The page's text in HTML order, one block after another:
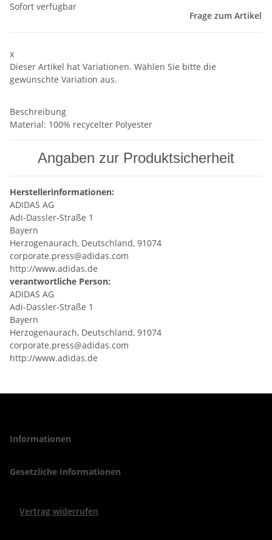
Sofort verfügbar
Frage zum Artikel
x
Dieser Artikel hat Variationen. Wählen Sie bitte die
gewünschte Variation aus.
Beschreibung
Material: 100% recycelter Polyester
Angaben zur Produktsicherheit
Herstellerinformationen:
ADIDAS AG
Adi-Dassler-Straße 1
Bayern
Herzogenaurach, Deutschland, 91074
corporate.press@adidas.com
http://www.adidas.de
verantwortliche Person:
ADIDAS AG
Adi-Dassler-Straße 1
Bayern
Herzogenaurach, Deutschland, 91074
corporate.press@adidas.com
http://www.adidas.de
Informationen
Gesetzliche Informationen
Vertrag widerrufen